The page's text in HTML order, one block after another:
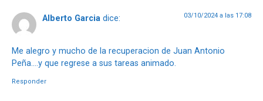
Alberto Garcia dice: 03/10/2024 a las 17:08
Me alegro y mucho de la recuperacion de Juan Antonio
Peña….y que regrese a sus tareas animado.
Responder